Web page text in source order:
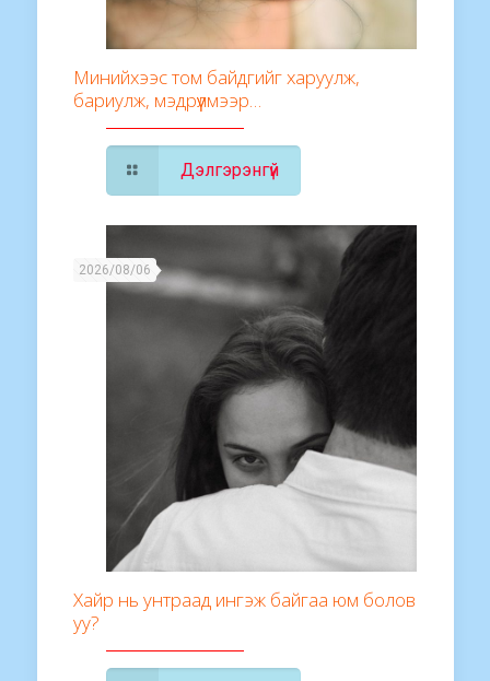
Минийхээс том байдгийг харуулж,
бариулж, мэдрүүлмээр…
Дэлгэрэнгүй
2026/08/06
Хайр нь унтраад ингэж байгаа юм болов
уу?